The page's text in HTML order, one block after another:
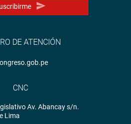
DE ATENCIÓN
CNC
Av. Abancay s/n.
Lima